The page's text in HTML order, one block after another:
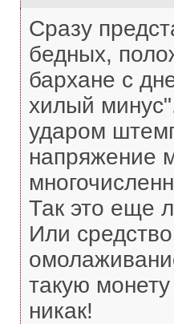
Сразу
бедных,
бархане с
хилый
ударом
напряжение
Так это еще
Или
такую
никак!